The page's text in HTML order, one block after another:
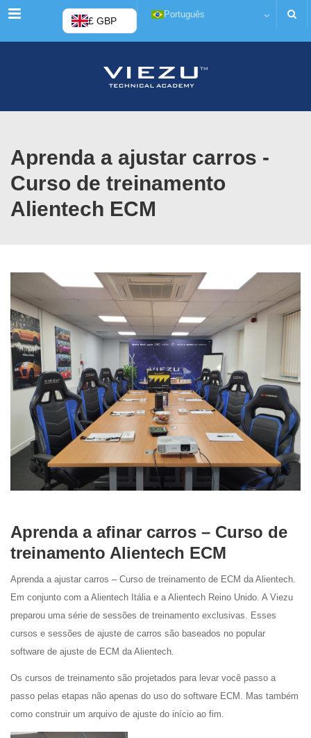
Menu £ GBP
Português
Aprenda a ajustar carros -
Curso de treinamento
Alientech ECM
Aprenda a afinar carros – Curso de
treinamento Alientech ECM
Aprenda a ajustar carros – Curso de treinamento de ECM da Alientech.
Em conjunto com a Alientech Itália e a Alientech Reino Unido. A Viezu
preparou uma série de sessões de treinamento exclusivas. Esses
cursos e sessões de ajuste de carros são baseados no popular
software de ajuste de ECM da Alientech.
Os cursos de treinamento são projetados para levar você passo a
passo pelas etapas não apenas do uso do software ECM. Mas também
como construir um arquivo de ajuste do início ao fim.